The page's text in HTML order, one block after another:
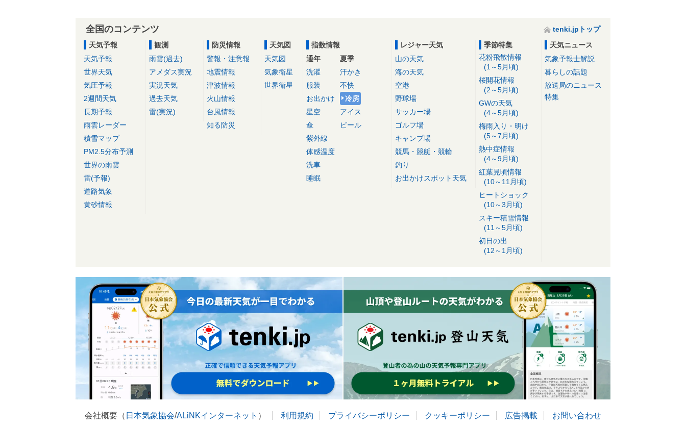
全国のコンテンツ
tenki.jpトップ
天気予報
天気予報
世界天気
気圧予報
2週間天気
長期予報
雨雲レーダー
積雪マップ
PM2.5分布予測
世界の雨雲
雷(予報)
道路気象
黄砂情報
観測
雨雲(過去)
アメダス実況
実況天気
過去天気
雷(実況)
防災情報
警報・注意報
地震情報
津波情報
火山情報
台風情報
知る防災
天気図
天気図
気象衛星
世界衛星
指数情報
通年
洗濯
服装
お出かけ
星空
傘
紫外線
体感温度
洗車
睡眠
夏季
汗かき
不快
冷房
アイス
ビール
レジャー天気
山の天気
海の天気
空港
野球場
サッカー場
ゴルフ場
キャンプ場
競馬・競艇・競輪
釣り
お出かけスポット天気
季節特集
花粉飛散情報
(1～5月頃)
桜開花情報
(2～5月頃)
GWの天気
(4～5月頃)
梅雨入り・明け
(5～7月頃)
熱中症情報
(4～9月頃)
紅葉見頃情報
(10～11月頃)
ヒートショック
(10～3月頃)
スキー積雪情報
(11～5月頃)
初日の出
(12～1月頃)
天気ニュース
気象予報士解説
暮らしの話題
放送局のニュース
特集
会社概要（ 日本気象協会/ALiNKインターネット ） 利用規約 プライバシーポリシー クッキーポリシー 広告掲載 お問い合わせ